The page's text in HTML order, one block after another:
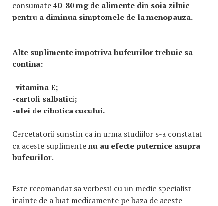
consumate40-80 mg de alimente din soia zilnic
pentru a diminua simptomele de la menopauza.
Alte suplimente impotriva bufeurilor trebuie sa
contina:
-vitamina E;
-cartofi salbatici;
-ulei de cibotica cucului.
Cercetatorii sunstin ca in urma studiilor s-a constatat
ca aceste suplimentenu au efecte puternice asupra
bufeurilor.
Este recomandat sa vorbesti cu un medic specialist
inainte de a luat medicamente pe baza de aceste